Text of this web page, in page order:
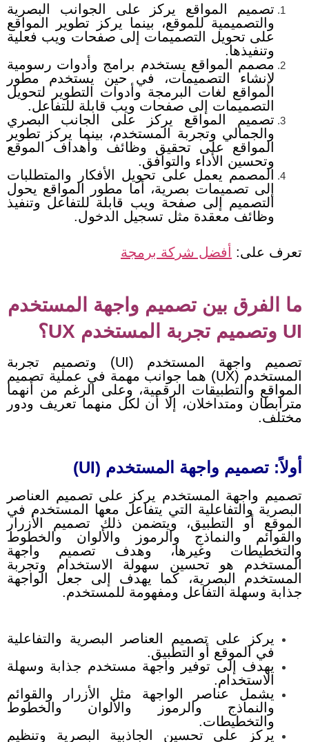
تصميم المواقع يركز على الجوانب البصرية
والتصميمية للموقع، بينما يركز تطوير المواقع
على تحويل التصميمات إلى صفحات ويب فعلية
وتنفيذها.
مصمم المواقع يستخدم برامج وأدوات رسومية
لإنشاء التصميمات، في حين يستخدم مطور
المواقع لغات البرمجة وأدوات التطوير لتحويل
التصميمات إلى صفحات ويب قابلة للتفاعل.
تصميم المواقع يركز على الجانب البصري
والجمالي وتجربة المستخدم، بينما يركز تطوير
المواقع على تحقيق وظائف وأهداف الموقع
وتحسين الأداء والتوافق.
المصمم يعمل على تحويل الأفكار والمتطلبات
إلى تصميمات بصرية، أما مطور المواقع يحول
التصميم إلى صفحة ويب قابلة للتفاعل وتنفيذ
وظائف معقدة مثل تسجيل الدخول.
تعرف على: أفضل شركة برمجة
ما الفرق بين تصميم واجهة المستخدم
UI وتصميم تجربة المستخدم UX؟
تصميم واجهة المستخدم (UI) وتصميم تجربة
المستخدم (UX) هما جوانب مهمة في عملية تصميم
المواقع والتطبيقات الرقمية، وعلى الرغم من أنهما
مترابطان ومتداخلان، إلا أن لكل منهما تعريف ودور
مختلف.
أولاً: تصميم واجهة المستخدم (UI)
تصميم واجهة المستخدم يركز على تصميم العناصر
البصرية والتفاعلية التي يتفاعل معها المستخدم في
الموقع أو التطبيق، ويتضمن ذلك تصميم الأزرار
والقوائم والنماذج والرموز والألوان والخطوط
والتخطيطات وغيرها، وهدف تصميم واجهة
المستخدم هو تحسين سهولة الاستخدام وتجربة
المستخدم البصرية، كما يهدف إلى جعل الواجهة
جذابة وسهلة التفاعل ومفهومة للمستخدم.
يركز على تصميم العناصر البصرية والتفاعلية
في الموقع أو التطبيق.
يهدف إلى توفير واجهة مستخدم جذابة وسهلة
الاستخدام.
يشمل عناصر الواجهة مثل الأزرار والقوائم
والنماذج والرموز والألوان والخطوط
والتخطيطات.
يركز على تحسين الجاذبية البصرية وتنظيم